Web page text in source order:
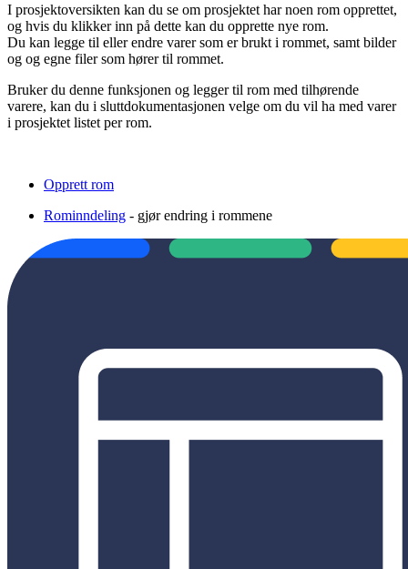
I prosjektoversikten kan du se om prosjektet har noen rom opprettet,
og hvis du klikker inn på dette kan du opprette nye rom.
Du kan legge til eller endre varer som er brukt i rommet, samt bilder
og og egne filer som hører til rommet.
Bruker du denne funksjonen og legger til rom med tilhørende
varere, kan du i sluttdokumentasjonen velge om du vil ha med varer
i prosjektet listet per rom.
Opprett rom
Rominndeling - gjør endring i rommene